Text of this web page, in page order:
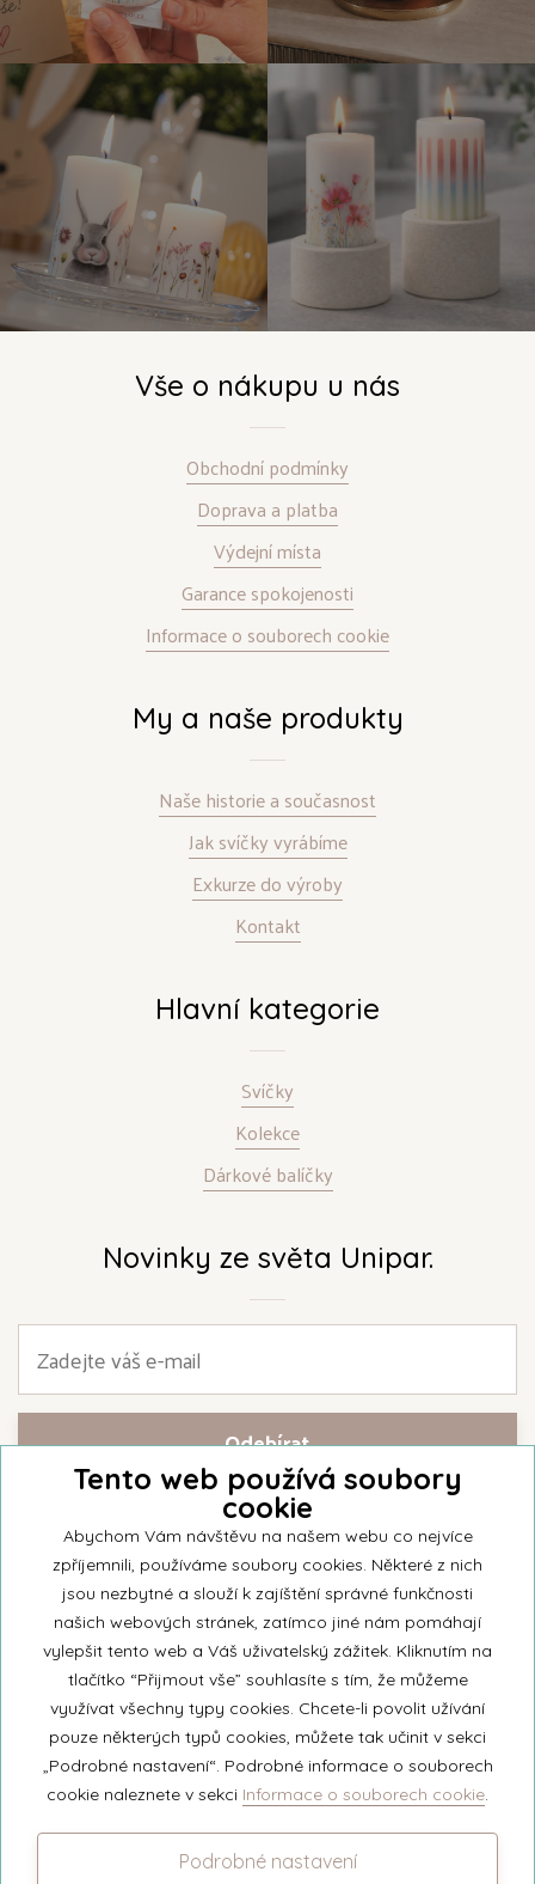
Vše o nákupu u nás
Obchodní podmínky
Doprava a platba
Výdejní místa
Garance spokojenosti
Informace o souborech cookie
My a naše produkty
Naše historie a současnost
Jak svíčky vyrábíme
Exkurze do výroby
Kontakt
Hlavní kategorie
Svíčky
Kolekce
Dárkové balíčky
Novinky ze světa Unipar.
Přihlašte se k našemu newsletteru a buďte jako první informováni o
nejnovějších kolekcích svíček a aktualitách z rodinné firmy Unipar.
© 2026 Unipar
+420 571 651 531
eshop@unipar.cz
Facebook
Tento web používá soubory
cookie
Abychom Vám návštěvu na našem webu co nejvíce
zpříjemnili, používáme soubory cookies. Některé z nich
jsou nezbytné a slouží k zajíštění správné funkčnosti
našich webových stránek, zatímco jiné nám pomáhají
vylepšit tento web a Váš uživatelský zážitek. Kliknutím na
tlačítko “Přijmout vše” souhlasíte s tím, že můžeme
využívat všechny typy cookies. Chcete-li povolit užívání
pouze některých typů cookies, můžete tak učinit v sekci
„Podrobné nastavení“. Podrobné informace o souborech
cookie naleznete v sekci Informace o souborech cookie.
Podrobné nastavení